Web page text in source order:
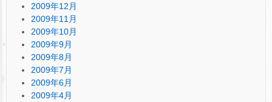
2009年12月
2009年11月
2009年10月
2009年9月
2009年8月
2009年7月
2009年6月
2009年4月